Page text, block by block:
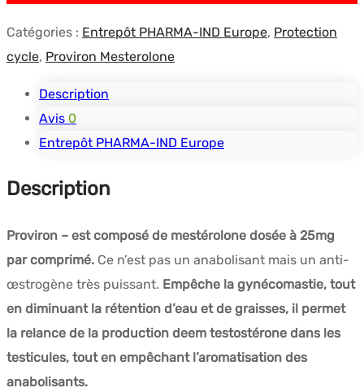
Catégories : Entrepôt PHARMA-IND Europe, Protection
cycle, Proviron Mesterolone
Description
Avis 0
Entrepôt PHARMA-IND Europe
Description
Proviron – est composé de mestérolone dosée à 25mg
par comprimé. Ce n’est pas un anabolisant mais un anti-
œstrogène très puissant. Empêche la gynécomastie, tout
en diminuant la rétention d’eau et de graisses, il permet
la relance de la production deem testostérone dans les
testicules, tout en empêchant l’aromatisation des
anabolisants.